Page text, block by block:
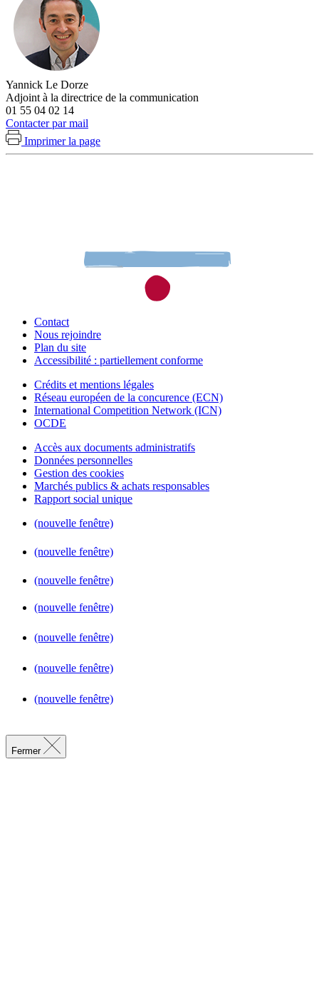
Yannick Le Dorze
Adjoint à la directrice de la communication
01 55 04 02 14
Contacter par mail
Imprimer la page
Contact
Nous rejoindre
Plan du site
Accessibilité : partiellement conforme
Crédits et mentions légales
Réseau européen de la concurence (ECN)
International Competition Network (ICN)
OCDE
Accès aux documents administratifs
Données personnelles
Gestion des cookies
Marchés publics & achats responsables
Rapport social unique
(nouvelle fenêtre)
(nouvelle fenêtre)
(nouvelle fenêtre)
(nouvelle fenêtre)
(nouvelle fenêtre)
(nouvelle fenêtre)
(nouvelle fenêtre)
Fermer